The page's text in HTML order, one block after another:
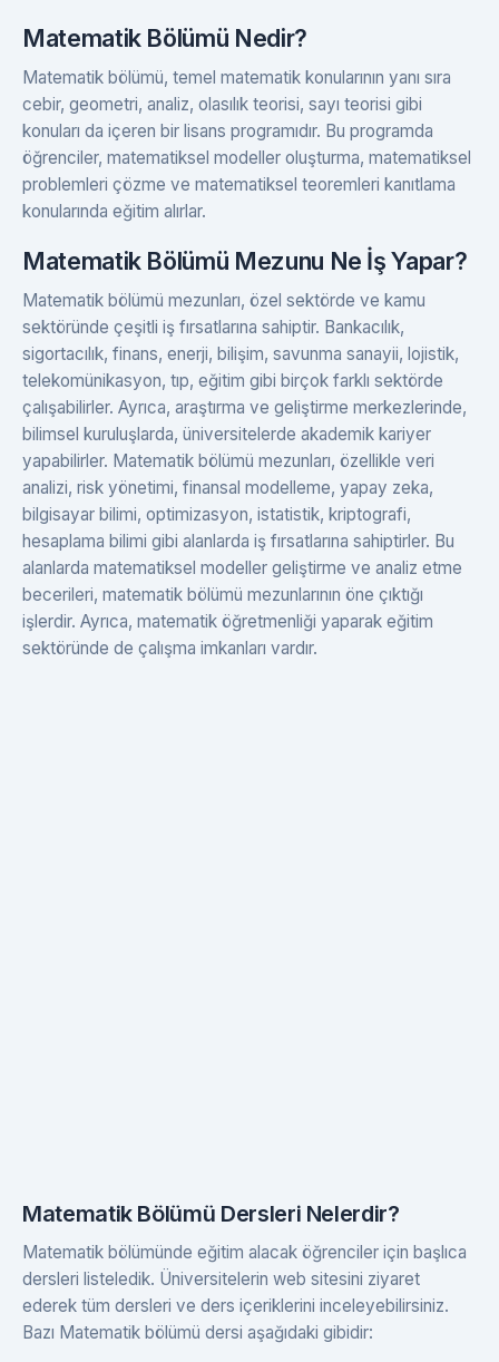
Matematik Bölümü Nedir?
Matematik bölümü, temel matematik konularının yanı sıra
cebir, geometri, analiz, olasılık teorisi, sayı teorisi gibi
konuları da içeren bir lisans programıdır. Bu programda
öğrenciler, matematiksel modeller oluşturma, matematiksel
problemleri çözme ve matematiksel teoremleri kanıtlama
konularında eğitim alırlar.
Matematik Bölümü Mezunu Ne İş Yapar?
Matematik bölümü mezunları, özel sektörde ve kamu
sektöründe çeşitli iş fırsatlarına sahiptir. Bankacılık,
sigortacılık, finans, enerji, bilişim, savunma sanayii, lojistik,
telekomünikasyon, tıp, eğitim gibi birçok farklı sektörde
çalışabilirler. Ayrıca, araştırma ve geliştirme merkezlerinde,
bilimsel kuruluşlarda, üniversitelerde akademik kariyer
yapabilirler. Matematik bölümü mezunları, özellikle veri
analizi, risk yönetimi, finansal modelleme, yapay zeka,
bilgisayar bilimi, optimizasyon, istatistik, kriptografi,
hesaplama bilimi gibi alanlarda iş fırsatlarına sahiptirler. Bu
alanlarda matematiksel modeller geliştirme ve analiz etme
becerileri, matematik bölümü mezunlarının öne çıktığı
işlerdir. Ayrıca, matematik öğretmenliği yaparak eğitim
sektöründe de çalışma imkanları vardır.
Matematik Bölümü Dersleri Nelerdir?
Matematik bölümünde eğitim alacak öğrenciler için başlıca
dersleri listeledik. Üniversitelerin web sitesini ziyaret
ederek tüm dersleri ve ders içeriklerini inceleyebilirsiniz.
Bazı Matematik bölümü dersi aşağıdaki gibidir: